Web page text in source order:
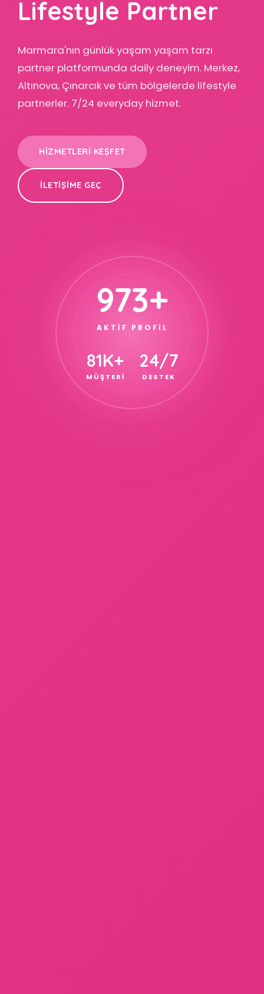
Lifestyle Partner
Marmara'nın günlük yaşam yaşam tarzı
partner platformunda daily deneyim. Merkez,
Altınova, Çınarcık ve tüm bölgelerde lifestyle
partnerler. 7/24 everyday hizmet.
HIZMETLERI KEŞFET
İLETIŞIME GEÇ
973+
AKTİF PROFİL
81K+
MÜŞTERİ
24/7
DESTEK